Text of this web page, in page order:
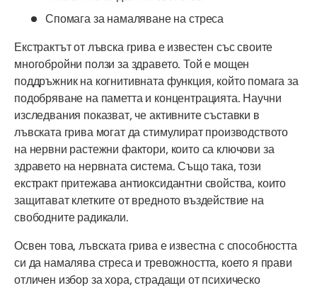
Спомага за намаляване на стреса
Екстрактът от лъвска грива е известен със своите
многобройни ползи за здравето. Той е мощен
поддръжник на когнитивната функция, който помага за
подобряване на паметта и концентрацията. Научни
изследвания показват, че активните съставки в
лъвската грива могат да стимулират производството
на нервни растежни фактори, които са ключови за
здравето на нервната система. Също така, този
екстракт притежава антиоксидантни свойства, които
защитават клетките от вредното въздействие на
свободните радикали.
Освен това, лъвската грива е известна с способността
си да намалява стреса и тревожността, което я прави
отличен избор за хора, страдащи от психическо